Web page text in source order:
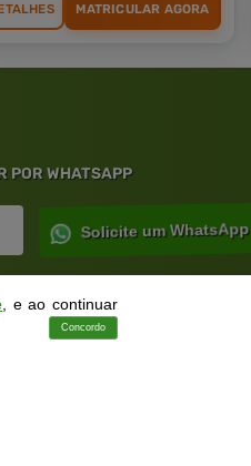
MATRICULAR AGORA
POR WHATSAPP
Solicite um WhatsApp
, e ao continuar
Concordo